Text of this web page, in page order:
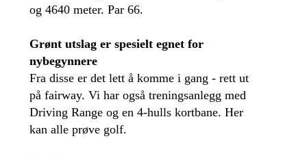
og 4640 meter. Par 66.
Grønt utslag er spesielt egnet for
nybegynnere
Fra disse er det lett å komme i gang - rett ut
på fairway. Vi har også treningsanlegg med
Driving Range og en 4-hulls kortbane. Her
kan alle prøve golf.